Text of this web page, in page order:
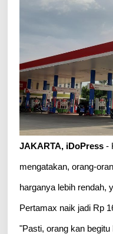
JAKARTA, iDoPress -
mengatakan, orang-
harganya lebih rendah,
Pertamax naik jadi Rp
"Pasti, orang kan